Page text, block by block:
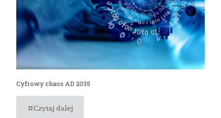
Cyfrowy chaos AD 2035
Czytaj dalej